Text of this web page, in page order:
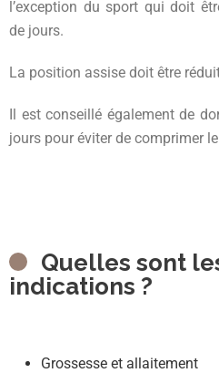
l’exception du sport qui doit
de jours.
La position assise doit être
Il est conseillé également de
jours pour éviter de comprimer
Quelles sont
indications ?
Grossesse et allaitement